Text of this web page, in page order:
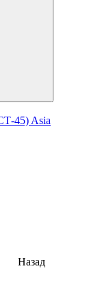
45) Asia
Назад